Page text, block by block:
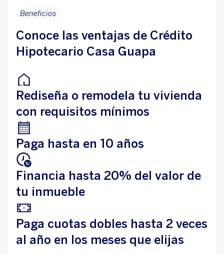
Beneficios
Conoce las ventajas de Crédito
Hipotecario Casa Guapa
Rediseña o remodela tu vivienda
con requisitos mínimos
Paga hasta en 10 años
Financia hasta 20% del valor de
tu inmueble
Paga cuotas dobles hasta 2 veces
al año en los meses que elijas